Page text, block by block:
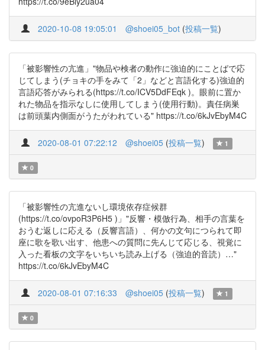
2020-10-08 19:05:01 @shoei05_bot (投稿一覧)
「被影響性の亢進」"物品や検者の動作に強迫的にことばで応
じてしまう(チョキの手をみて「2」などと言語化する)強迫的
言語応答がみられる(https://t.co/ICV5DdFEqk )。眼前に置か
れた物品を指示なしに使用してしまう(使用行動)。責任病巣
は前頭葉内側面がうたがわれている" https://t.co/6kJvEbyM4C
2020-08-01 07:22:12 @shoei05 (投稿一覧) 1
0
「被影響性の亢進ないし環境依存症候群
(https://t.co/ovpoR3P6H5 )」"反響・模倣行為、相手の言葉を
おうむ返しに応える（反響言語）、何かの文句につられて即
座に歌を歌い出す、他患への質問に先んじて応じる、視覚に
入った看板の文字をいちいち読み上げる（強迫的音読）…"
https://t.co/6kJvEbyM4C
2020-08-01 07:16:33 @shoei05 (投稿一覧) 1
0